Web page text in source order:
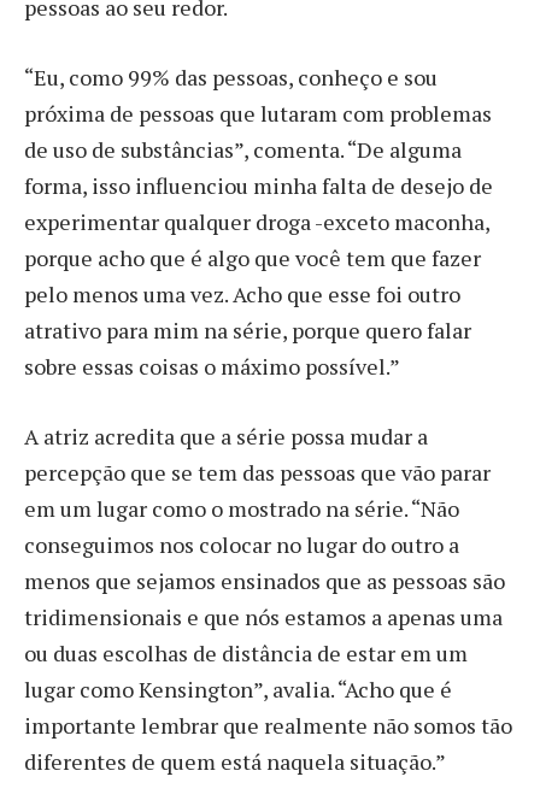
pessoas ao seu redor.
“Eu, como 99% das pessoas, conheço e sou
próxima de pessoas que lutaram com problemas
de uso de substâncias”, comenta. “De alguma
forma, isso influenciou minha falta de desejo de
experimentar qualquer droga -exceto maconha,
porque acho que é algo que você tem que fazer
pelo menos uma vez. Acho que esse foi outro
atrativo para mim na série, porque quero falar
sobre essas coisas o máximo possível.”
A atriz acredita que a série possa mudar a
percepção que se tem das pessoas que vão parar
em um lugar como o mostrado na série. “Não
conseguimos nos colocar no lugar do outro a
menos que sejamos ensinados que as pessoas são
tridimensionais e que nós estamos a apenas uma
ou duas escolhas de distância de estar em um
lugar como Kensington”, avalia. “Acho que é
importante lembrar que realmente não somos tão
diferentes de quem está naquela situação.”